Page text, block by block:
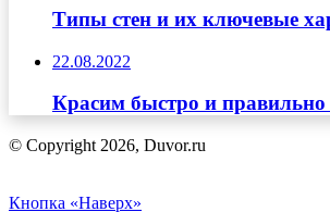
Типы стен и их ключевые
22.08.2022
Красим быстро и правильно
© Copyright 2026, Duvor.ru
Кнопка «Наверх»